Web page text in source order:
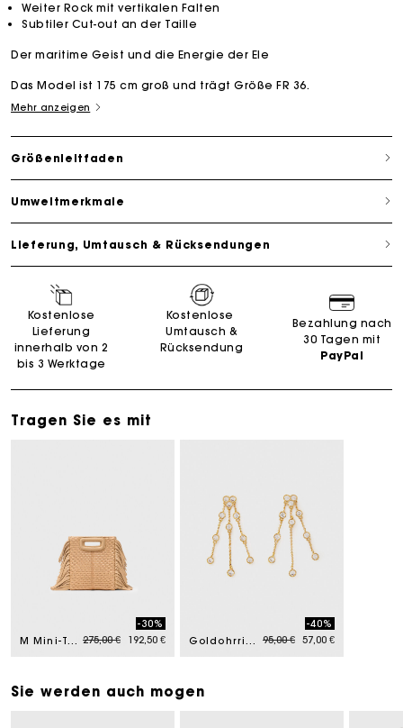
Weiter Rock mit vertikalen Falten
Subtiler Cut-out an der Taille
Der maritime Geist und die Energie der Ele
Das Model ist 175 cm groß und trägt Größe FR 36.
Mehr anzeigen
Größenleitfaden
Umweltmerkmale
Lieferung, Umtausch & Rücksendungen
Kostenlose
Lieferung
innerhalb von 2
bis 3 Werktage
Kostenlose
Umtausch &
Rücksendung
Bezahlung nach
30 Tagen mit
PayPal
Tragen Sie es mit
M Mini-Tasche mit Basteffekt Price reduced from
275,00 €to
-30%
192,50 €
Goldohrringe, recyceltes Messing Price reduced from
95,00 €to
-40%
57,00 €
Sie werden auch mogen